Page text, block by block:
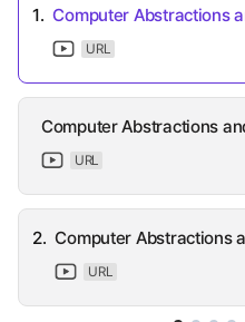
1. Computer Abstractions
URL
Computer Abstractions
URL
2. Computer Abstractions
URL